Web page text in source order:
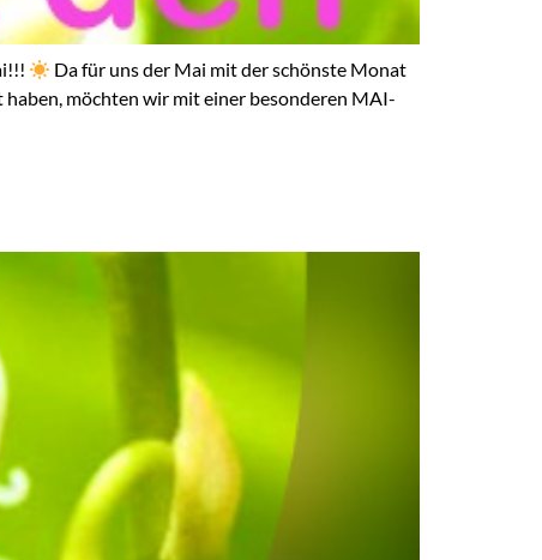
Da für uns der Mai mit der schönste Monat
möchten wir mit einer besonderen MAI-